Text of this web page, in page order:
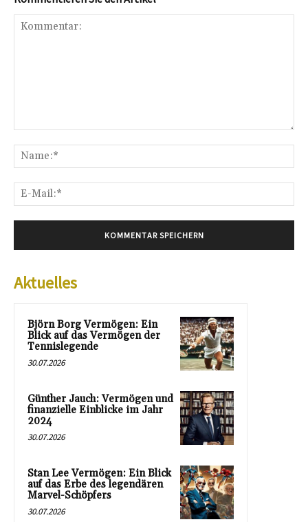
Aktuelles
Björn Borg Vermögen: Ein
Blick auf das Vermögen der
Tennislegende
30.07.2026
Günther Jauch: Vermögen und
finanzielle Einblicke im Jahr
2024
30.07.2026
Stan Lee Vermögen: Ein Blick
auf das Erbe des legendären
Marvel-Schöpfers
30.07.2026